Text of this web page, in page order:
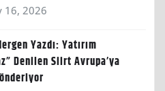
16, 2026
Yazdı: Yatırım
Denilen Siirt Avrupa’ya